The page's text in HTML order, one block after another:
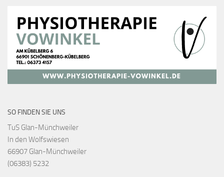
SO FINDEN SIE UNS
TuS Glan-Münchweiler
In den Wolfswiesen
66907 Glan-Münchweiler
(06383) 5232